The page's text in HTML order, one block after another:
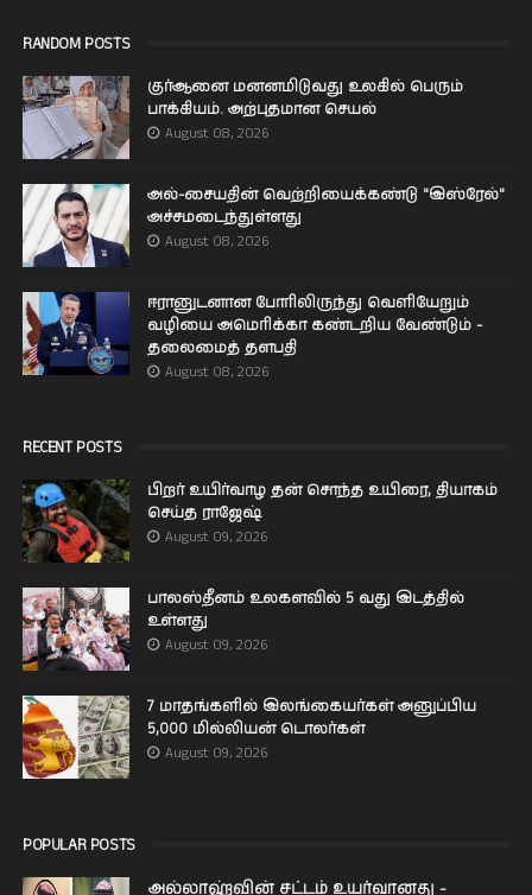
RANDOM POSTS
குர்ஆனை மனனமிடுவது உலகில் பெரும்
பாக்கியம். அற்புதமான செயல்
August 08, 2026
அல்-சையதின் வெற்றியைக்கண்டு "இஸ்ரேல்"
அச்சமடைந்துள்ளது
August 08, 2026
ஈரானுடனான போரிலிருந்து வெளியேறும்
வழியை அமெரிக்கா கண்டறிய வேண்டும் -
தலைமைத் தளபதி
August 08, 2026
RECENT POSTS
பிறர் உயிர்வாழ தன் சொந்த உயிரை, தியாகம்
செய்த ராஜேஷ்
August 09, 2026
பாலஸ்தீனம் உலகளவில் 5 வது இடத்தில்
உள்ளது
August 09, 2026
7 மாதங்களில் இலங்கையர்கள் அனுப்பிய
5,000 மில்லியன் டொலர்கள்
August 09, 2026
POPULAR POSTS
அல்லாஹ்வின் சட்டம் உயர்வானது -